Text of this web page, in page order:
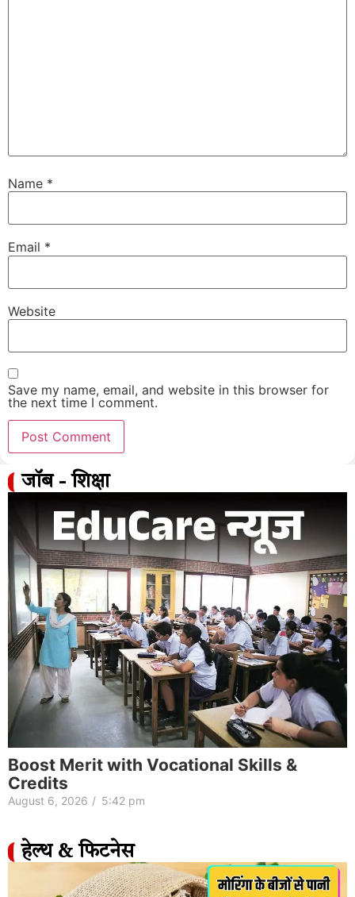
Name *
Email *
Website
Save my name, email, and website in this browser for
the next time I comment.
जॉब - शिक्षा
Boost Merit with Vocational Skills &
Credits
August 6, 2026 / 5:42 pm
हेल्थ & फिटनेस